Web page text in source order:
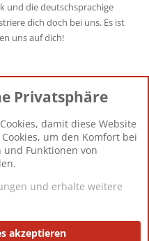
und die deutschsprachige
dich doch bei uns. Es ist
uns auf dich!
12.425
Toddster85
Impressum
Privatsphäre
damit diese Website
um den Komfort bei
Funktionen von
und erhalte weitere
akzeptieren